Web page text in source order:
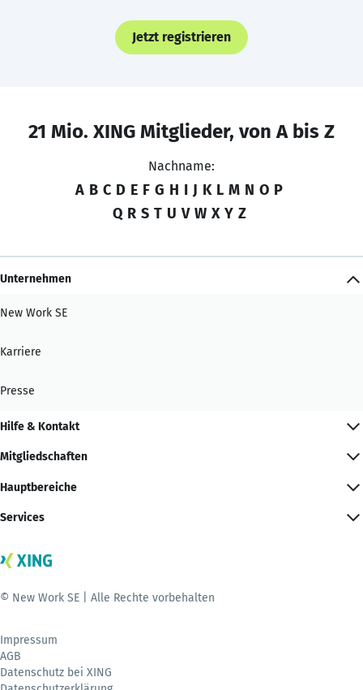
Jetzt registrieren
21 Mio. XING Mitglieder, von A bis Z
Nachname:
A B C D E F G H I J K L M N O P
Q R S T U V W X Y Z
Unternehmen
New Work SE
Karriere
Presse
Hilfe & Kontakt
Mitgliedschaften
Hauptbereiche
Services
© New Work SE | Alle Rechte vorbehalten
Impressum
AGB
Datenschutz bei XING